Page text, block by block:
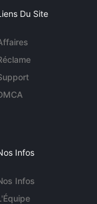
Du Site
Infos
Infos